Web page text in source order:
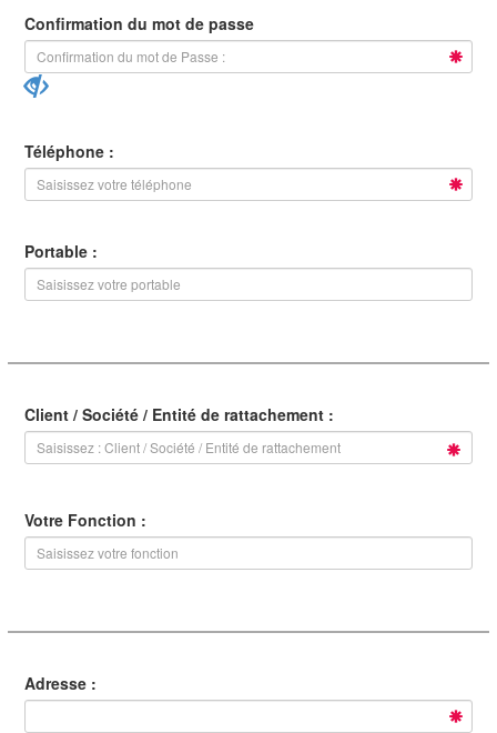
Confirmation du mot de passe
Téléphone :
Portable :
Client / Société / Entité de rattachement :
Votre Fonction :
Adresse :